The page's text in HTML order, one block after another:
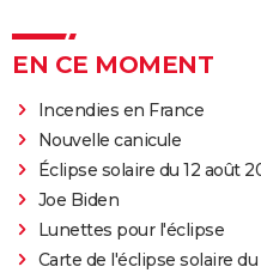
EN CE MOMENT
Incendies en France
Nouvelle canicule
Éclipse solaire du 12 août
Joe Biden
Lunettes pour l'éclipse
Carte de l'éclipse solaire du